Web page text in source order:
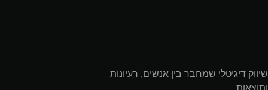
שיווק דיגיטלי שמחבר בין אנשים, רעיונות
ותוצאות.